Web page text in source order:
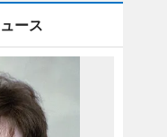
ース